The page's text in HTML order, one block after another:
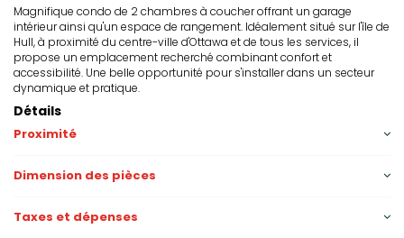
Magnifique condo de 2 chambres à coucher offrant un garage
intérieur ainsi qu'un espace de rangement. Idéalement situé sur l'île de
Hull, à proximité du centre-ville d'Ottawa et de tous les services, il
propose un emplacement recherché combinant confort et
accessibilité. Une belle opportunité pour s'installer dans un secteur
dynamique et pratique.
Détails
Proximité
Dimension des pièces
Taxes et dépenses